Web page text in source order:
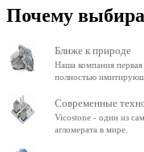
Почему
Ближе к природе
Наша компания первая
полностью
Современные
Vicostone - один из
агломерата в мире.